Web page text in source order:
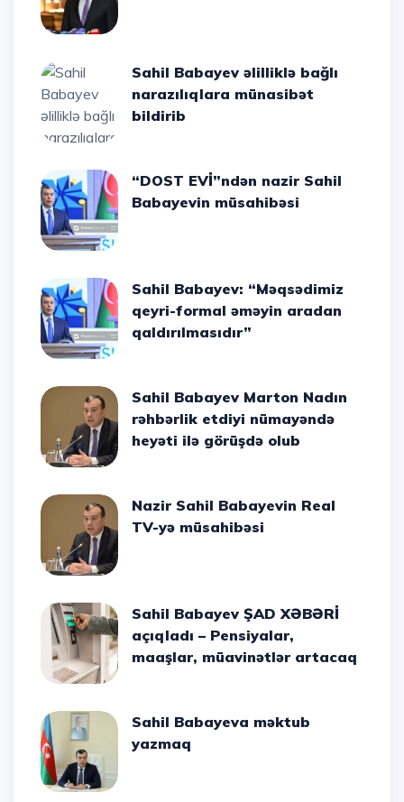
Sahil Babayev əlilliklə bağlı
narazılıqlara münasibət
bildirib
“DOST EVİ”ndən nazir Sahil
Babayevin müsahibəsi
Sahil Babayev: “Məqsədimiz
qeyri-formal əməyin aradan
qaldırılmasıdır”
Sahil Babayev Marton Nadın
rəhbərlik etdiyi nümayəndə
heyəti ilə görüşdə olub
Nazir Sahil Babayevin Real
TV-yə müsahibəsi
Sahil Babayev ŞAD XƏBƏRİ
açıqladı – Pensiyalar,
maaşlar, müavinətlər artacaq
Sahil Babayeva məktub
yazmaq